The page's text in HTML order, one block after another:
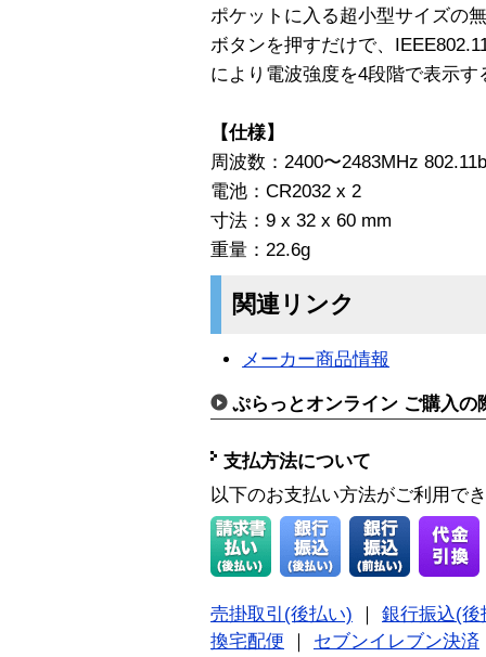
ポケットに入る超小型サイズの
ボタンを押すだけで、
により電波強度を4段階で表示
【仕様】
周波数：2400〜2483MHz
電池：CR2032 x 2
寸法：9 x 32 x 60 mm
重量：22.6g
関連リンク
メーカー商品情報
ぷらっとオンライン ご購入の
支払方法について
以下のお支払い方法がご利用で
売掛取引(後払い)
銀行振込(後
換宅配便
セブンイレブン決済